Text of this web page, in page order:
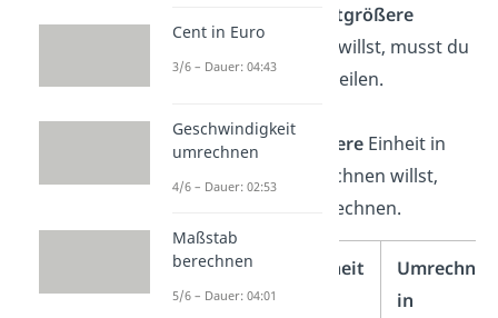
nächstgrößere
Einheit umrechnen willst, musst du
die Zahl durch 100 teilen.
Wenn du eine größere Einheit in
eine
umrechnen willst,
musst du mal 100 rechnen.
Umrechnung
in
Einheit
in
Cent in Euro
3/6 – Dauer: 04:43
Geschwindigkeit
umrechnen
4/6 – Dauer: 02:53
Maßstab
berechnen
5/6 – Dauer: 04:01